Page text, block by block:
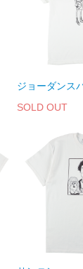
ジョーダンス
SOLD OUT